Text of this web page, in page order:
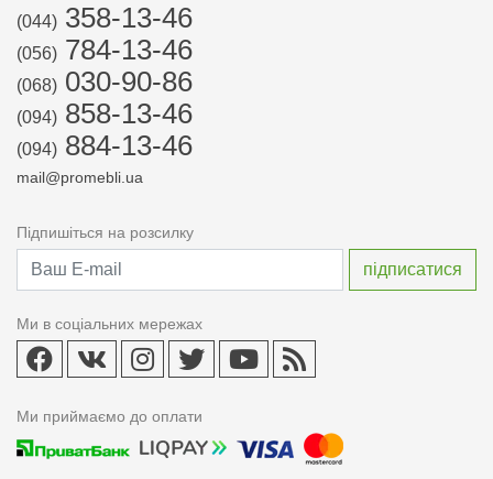
(044) 358-13-46
(056) 784-13-46
(068) 030-90-86
(094) 858-13-46
(094) 884-13-46
mail@promebli.ua
Підпишіться на розсилку
Ми в соціальних мережах
Ми приймаємо до оплати